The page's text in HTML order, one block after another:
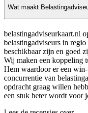
Wat maakt
belastingadviseurkaart.nl
belastingadviseurs in
beschikbaar zijn en goed
Wij maken een koppeling
Hem waardoor er een
concurrentie van
opdracht graag willen
een stuk beter wordt voor